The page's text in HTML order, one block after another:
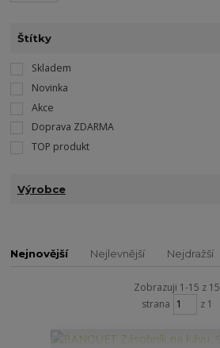
Štítky
Skladem
Novinka
Akce
Doprava ZDARMA
TOP produkt
Výrobce
Nejnovější Nejlevnější Nejdražší
Zobrazuji 1-15 z 15
strana
z 1